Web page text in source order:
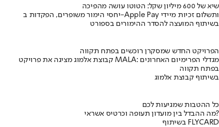
שיא של 600 מיליון שקל: הטוטו עושה מהפיכה
יחסי הימור משופרים, הפקדות ב-Apple Pay ותשלום זכיות מיידי
בשיתוף המועצה להסדר ההימורים בספורט
הפרויקט החדש שמסקרן רוכשים בפתח תקווה
קבוצת אלמוג מציגה את פרויקט MALA: מגדלי הפרימיום האחרונים
בפתח תקווה
בשיתוף קבוצת אלמוג
כל ההטבות שמגיעות לכם
מה ההבדל בין מועדון תעופה וכרטיס אשראי?
בשיתוף FLYCARD